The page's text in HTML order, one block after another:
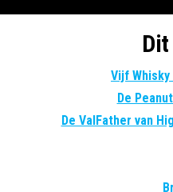
Vijf
De
De ValFather van